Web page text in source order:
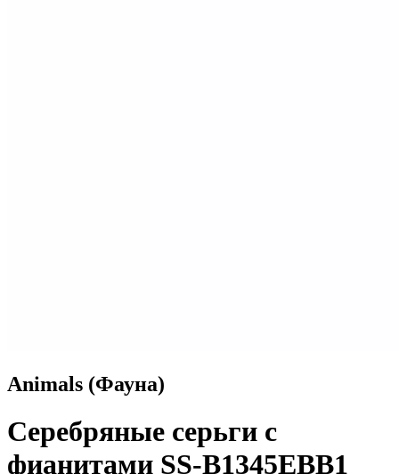
Animals (Фауна)
Серебряные серьги с
фианитами SS-B1345EBB1